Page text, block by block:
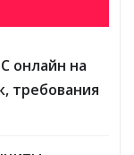
онлайн на
требования